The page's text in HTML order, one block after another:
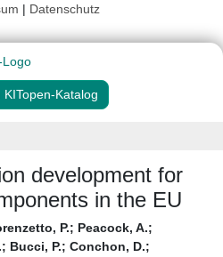
| Datenschutz
KITopen-Katalog
development for
in the EU
P.; Peacock, A.;
; Bucci, P.; Conchon, D.;